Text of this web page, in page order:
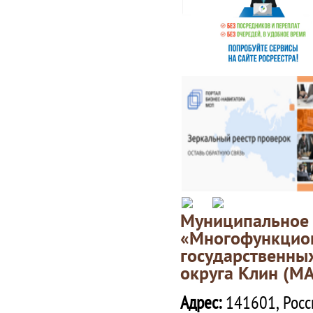
округа Клин
Адрес:141601,